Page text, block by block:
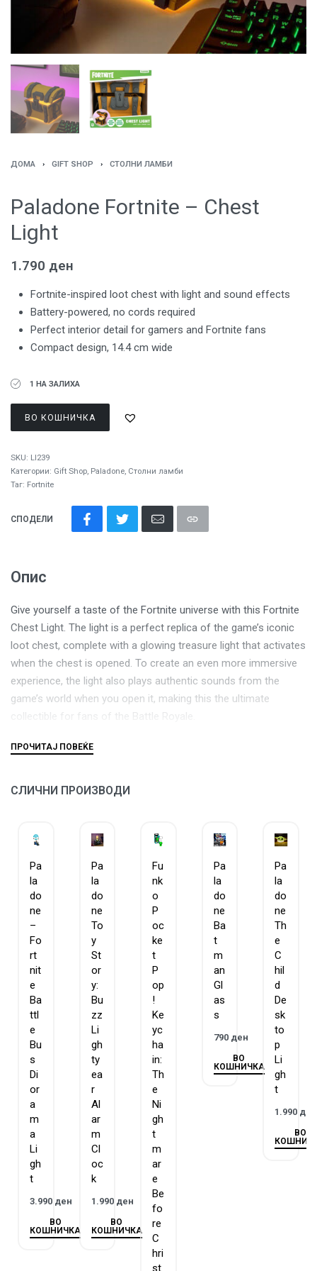
ДОМА › GIFT SHOP › СТОЛНИ ЛАМБИ
Paladone Fortnite – Chest
Light
1.790 ден
Fortnite-inspired loot chest with light and sound effects
Battery-powered, no cords required
Perfect interior detail for gamers and Fortnite fans
Compact design, 14.4 cm wide
1 НА ЗАЛИХА
ВО КОШНИЧКА
SKU: LI239
Категории: Gift Shop, Paladone, Столни ламби
Таг: Fortnite
СПОДЕЛИ
Опис
Give yourself a taste of the Fortnite universe with this Fortnite
Chest Light. The light is a perfect replica of the game’s iconic
loot chest, complete with a glowing treasure light that activates
when the chest is opened. To create an even more immersive
experience, the light also plays authentic sounds from the
game’s world when you open it, making this the ultimate
collectible for fans of the Battle Royale.
The lamp is 14.4 cm wide and is powered by three AAA
integrate into your gaming corner or children’s room.
СЛИЧНИ ПРОИЗВОДИ
Pa
la
do
ne
–
Fo
rt
nit
e
Ba
ttl
e
Bu
s
Di
or
a
m
a
Li
gh
t
3.990 ден
ВО
КОШНИЧКА
Pa
la
do
ne
To
y
St
or
y:
Bu
zz
Li
gh
ty
ea
r
Al
ar
m
Cl
oc
k
1.990 ден
ВО
КОШНИЧКА
Fu
nk
o
P
oc
ke
t
P
op
!
Ke
yc
ha
in:
Th
e
Ni
gh
t
m
ar
e
Be
fo
re
C
hri
st
Pa
la
do
ne
Ba
t
m
an
Gl
as
s
790 ден
ВО
КОШНИЧКА
Pa
la
do
ne
Th
e
C
hil
d
De
sk
to
p
Li
gh
t
1.990 ден
ВО